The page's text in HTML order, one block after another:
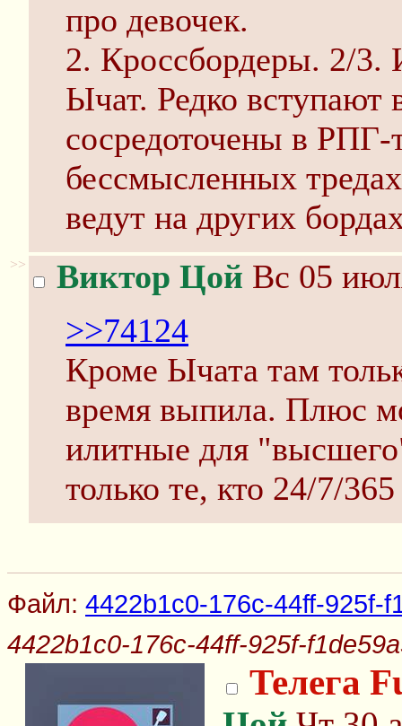
про девочек.
2. Кроссбордеры. 2/3.
Ычат. Редко вступают
сосредоточены в
бессмысленных
ведут на других
>> Виктор Цой Вс 05
>>74124
Кроме Ычата там
время выпила. Плюс
илитные для
только те, кто 24/7/
Файл: 4422b1c0-176c-44ff-925f-
4422b1c0-176c-44ff-925f-
Телега